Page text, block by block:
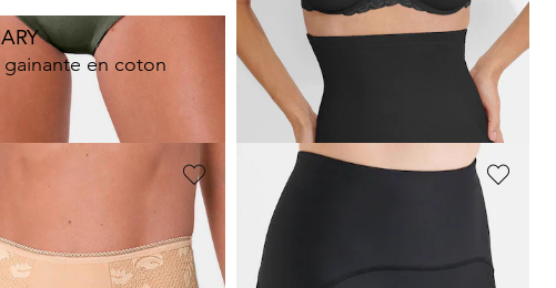
en coton
NAOMI & NICOLE
Gaine-culotte à taille haute
69,95 €
gainante en coton
MISS MARY
Gaine-culotte à jambes longues
20,99 €